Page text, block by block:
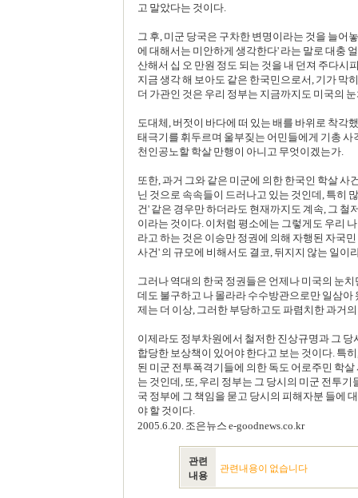
고 말았다는 것이다.
그 후, 미군 당국은 구차한 변명이라는 것을 늘어
에 대해서는 미안하게 생각한다' 라는 말로 대충
산해서 십 오 만원 정도 되는 것을 내 던져 주다시
지금 생각 해 보아도 같은 한국민으로서, 기가 막
더 가관인 것은 우리 정부는 지금까지도 미국의
도대체, 버젓이 바다에 떠 있는 배를 바위로 착각
태극기를 휘두르며 울부짖는 어민들에게 기총
천인공노할 학살 만행이 아니고 무엇이겠는가.
또한, 과거 그와 같은 미군에 의한 한국인 학살 사
닌 것으로 속속들이 드러나고 있는 것인데, 특히
건' 같은 경우만 하더라도 현재까지도 계속, 그
이라는 것이다. 이처럼 평소에는 그렇게도 우리
라고 하는 것은 이승만 정권에 의해 자행된 자국
사건' 의 규모에 비해서도 결코, 뒤지지 않는 일이
그러나 역대의 한국 정권들은 언제나 미국의 눈
데도 불구하고 나 몰라라 수수방관으로만 일삼아
제는 더 이상, 그러한 부당하고도 파렴치한 과거
이제라도 정부차원에서 철저한 진상규명과 그
합당한 보상책이 있어야 한다고 보는 것이다. 특
된 미군 전투폭격기들에 의한 독도 어로주민 학
는 것인데, 또, 우리 정부는 그 당시의 미군 전투
국 정부에 그 책임을 묻고 당시의 피해자분 들에
야 할 것이다.
2005.6.20. 조은뉴스 e-goodnews.co.kr
관련
내용
관련내용이 없습니다